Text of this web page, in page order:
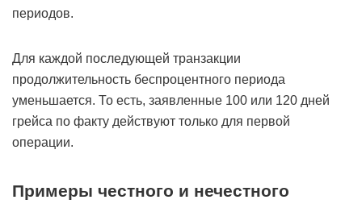
периодов.
Для каждой последующей транзакции
продолжительность беспроцентного периода
уменьшается. То есть, заявленные 100 или 120 дней
грейса по факту действуют только для первой
операции.
Примеры честного и нечестного